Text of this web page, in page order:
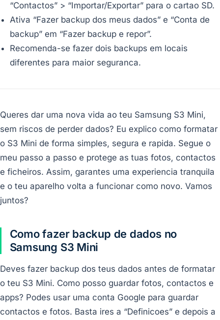
“Contactos” > “Importar/Exportar” para o cartao SD.
Ativa “Fazer backup dos meus dados” e “Conta de
backup” em “Fazer backup e repor”.
Recomenda-se fazer dois backups em locais
diferentes para maior seguranca.
Queres dar uma nova vida ao teu Samsung S3 Mini,
sem riscos de perder dados? Eu explico como formatar
o S3 Mini de forma simples, segura e rapida. Segue o
meu passo a passo e protege as tuas fotos, contactos
e ficheiros. Assim, garantes uma experiencia tranquila
e o teu aparelho volta a funcionar como novo. Vamos
juntos?
Como fazer backup de dados no
Samsung S3 Mini
Deves fazer backup dos teus dados antes de formatar
o teu S3 Mini. Como posso guardar fotos, contactos e
apps? Podes usar uma conta Google para guardar
contactos e fotos. Basta ires a “Definicoes” e depois a